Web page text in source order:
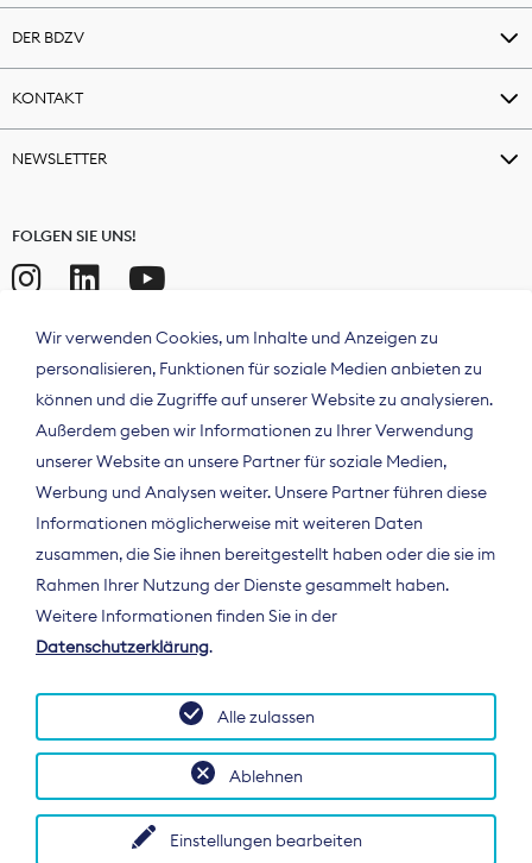
DER BDZV
KONTAKT
NEWSLETTER
FOLGEN SIE UNS!
Der Bundesverband Digitalpublisher und
Zeitungsverleger (BDZV) vertritt als
Spitzenorganisation die Interessen der
Deutschland und auf EU-Ebene.
Wir verwenden Cookies, um Inhalte und Anzeigen zu
personalisieren, Funktionen für soziale Medien anbieten zu
können und die Zugriffe auf unserer Website zu analysieren.
Außerdem geben wir Informationen zu Ihrer Verwendung
unserer Website an unsere Partner für soziale Medien,
Werbung und Analysen weiter. Unsere Partner führen diese
Informationen möglicherweise mit weiteren Daten
zusammen, die Sie ihnen bereitgestellt haben oder die sie im
Rahmen Ihrer Nutzung der Dienste gesammelt haben.
Weitere Informationen finden Sie in der
Datenschutzerklärung.
Einstellungen bearbeiten
Ablehnen
Alle zulassen